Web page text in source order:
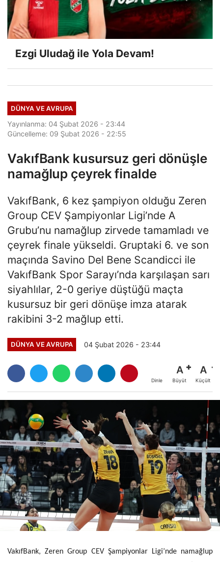
Ezgi Uludağ ile Yola Devam!
DÜNYA VE AVRUPA
Yayınlanma: 04 Şubat 2026 - 23:44
Güncelleme: 09 Şubat 2026 - 22:55
VakıfBank kusursuz geri dönüşle
namağlup çeyrek finalde
VakıfBank, 6 kez şampiyon olduğu Zeren
Group CEV Şampiyonlar Ligi’nde A
Grubu’nu namağlup zirvede tamamladı ve
çeyrek finale yükseldi. Gruptaki 6. ve son
maçında Savino Del Bene Scandicci ile
VakıfBank Spor Sarayı’nda karşılaşan sarı
siyahlılar, 2-0 geriye düştüğü maçta
kusursuz bir geri dönüşe imza atarak
rakibini 3-2 mağlup etti.
DÜNYA VE AVRUPA 04 Şubat 2026 - 23:44
Dinle
A
Büyüt
A
Küçült
VakıfBank, Zeren Group CEV Şampiyonlar Ligi’nde namağlup